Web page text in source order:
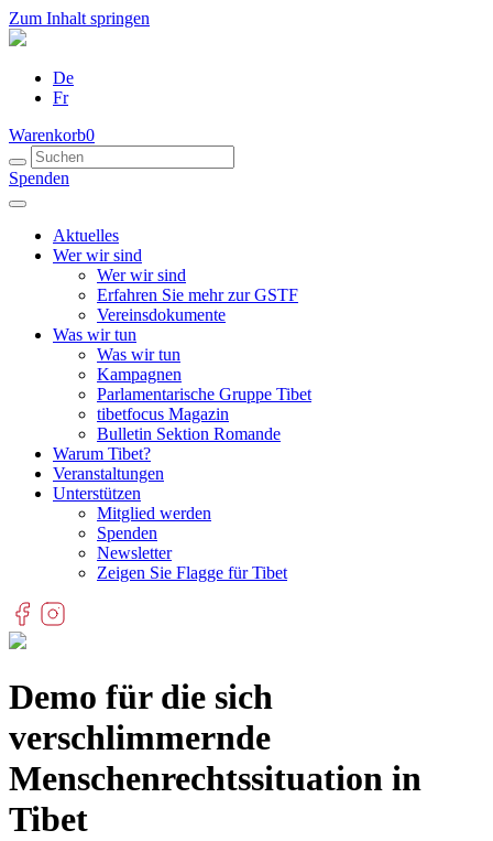
Zum Inhalt springen
De
Fr
Warenkorb0
Spenden
Aktuelles
Wer wir sind
Wer wir sind
Erfahren Sie mehr zur GSTF
Vereinsdokumente
Was wir tun
Was wir tun
Kampagnen
Parlamentarische Gruppe Tibet
tibetfocus Magazin
Bulletin Sektion Romande
Warum Tibet?
Veranstaltungen
Unterstützen
Mitglied werden
Spenden
Newsletter
Zeigen Sie Flagge für Tibet
Demo für die sich
verschlimmernde
Menschenrechtssituation in
Tibet